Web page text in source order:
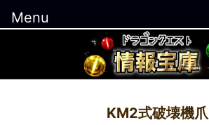
KM2式破壊機爪
Menu